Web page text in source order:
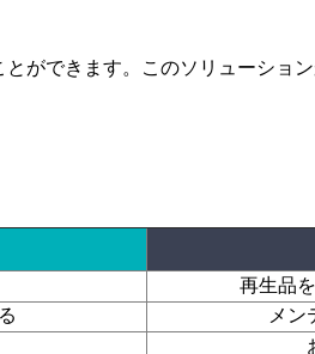
ができます。このソリューショ
再生品
メン